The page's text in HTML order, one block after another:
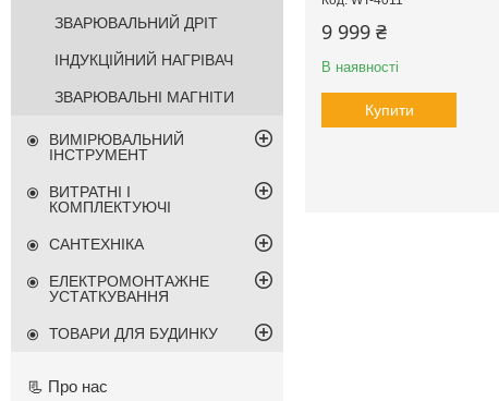
9 999 ₴
В наявності
Купити
ЗВАРЮВАЛЬНИЙ ДРІТ
ІНДУКЦІЙНИЙ НАГРІВАЧ
ЗВАРЮВАЛЬНІ МАГНІТИ
ВИМІРЮВАЛЬНИЙ
ІНСТРУМЕНТ
ВИТРАТНІ І
КОМПЛЕКТУЮЧІ
САНТЕХНІКА
ЕЛЕКТРОМОНТАЖНЕ
УСТАТКУВАННЯ
ТОВАРИ ДЛЯ БУДИНКУ
📃 Про нас